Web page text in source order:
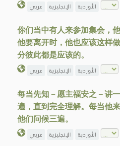
عربي الإنجليزية الأوردية
你们当中有人来参加集会，
他要离开时，他也应该这样
分彼此都是应该的。
عربي الإنجليزية الأوردية
每当先知－愿主福安之－讲
遍，直到完全理解。每当他
他们问候三遍。
عربي الإنجليزية الأوردية